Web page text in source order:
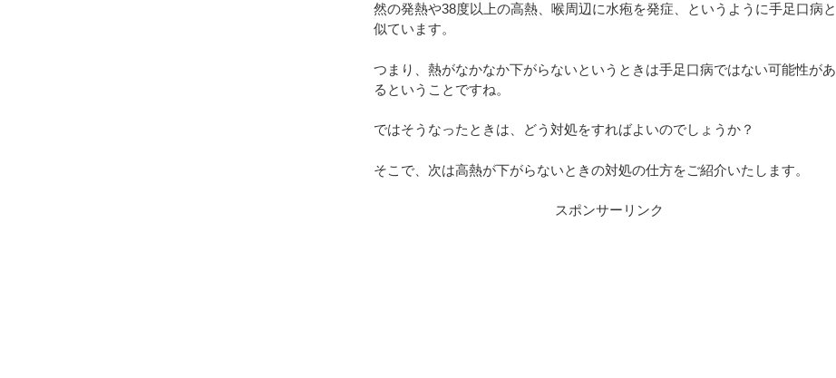
然の発熱や38度以上の高熱、喉周辺に水疱を発症、というように手足口病と
似ています。
つまり、熱がなかなか下がらないというときは手足口病ではない可能性があ
るということですね。
ではそうなったときは、どう対処をすればよいのでしょうか？
そこで、次は高熱が下がらないときの対処の仕方をご紹介いたします。
スポンサーリンク